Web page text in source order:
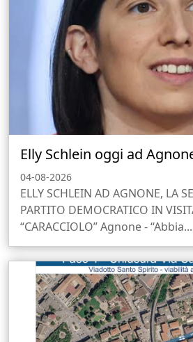
Elly Schlein oggi ad
04-08-2026
ELLY SCHLEIN AD AGNONE, LA
PARTITO DEMOCRATICO IN
“CARACCIOLO” Agnone - “Abbia...